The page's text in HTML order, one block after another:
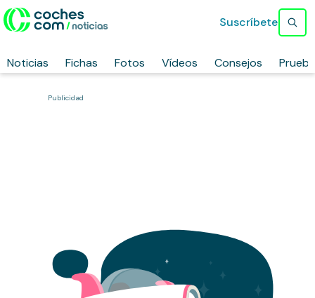
Noticias Fichas Fotos Vídeos Consejos
Suscríbete
Publicidad